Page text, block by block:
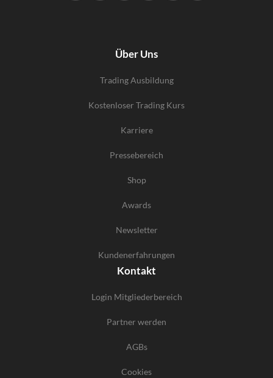
Über Uns
Trading Ausbildung
Kostenloser Trading Kurs
Karriere
Pressebereich
Shop
Awards
Newsletter
Kundenerfahrungen
Kontakt
Login Mitgliederbereich
Partner werden
AGBs
Cookies